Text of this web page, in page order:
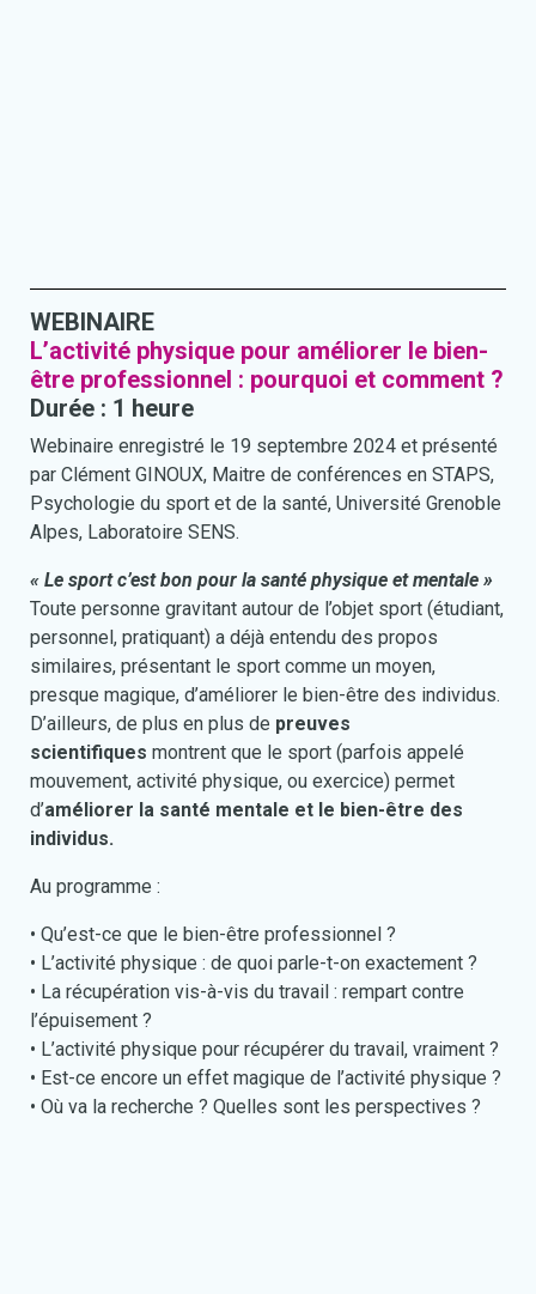
WEBINAIRE
L’activité physique pour améliorer le bien-
être professionnel : pourquoi et comment ?
Durée : 1 heure
Webinaire enregistré le 19 septembre 2024 et présenté
par Clément GINOUX, Maitre de conférences en STAPS,
Psychologie du sport et de la santé, Université Grenoble
Alpes, Laboratoire SENS.
« Le sport c’est bon pour la santé physique et mentale »
Toute personne gravitant autour de l’objet sport (étudiant,
personnel, pratiquant) a déjà entendu des propos
similaires, présentant le sport comme un moyen,
presque magique, d’améliorer le bien-être des individus.
D’ailleurs, de plus en plus de preuves
scientifiques montrent que le sport (parfois appelé
mouvement, activité physique, ou exercice) permet
d’améliorer la santé mentale et le bien-être des
individus.
Au programme :
• Qu’est-ce que le bien-être professionnel ?
• L’activité physique : de quoi parle-t-on exactement ?
• La récupération vis-à-vis du travail : rempart contre
l’épuisement ?
• L’activité physique pour récupérer du travail, vraiment ?
• Est-ce encore un effet magique de l’activité physique ?
• Où va la recherche ? Quelles sont les perspectives ?